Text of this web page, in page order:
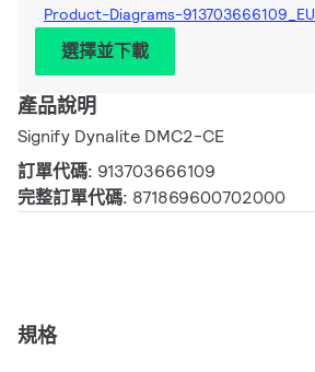
Product-Diagrams-913703666109_EU
選擇並下載
產品說明
Signify Dynalite DMC2-CE
訂單代碼: 913703666109
完整訂單代碼: 871869600702000
規格